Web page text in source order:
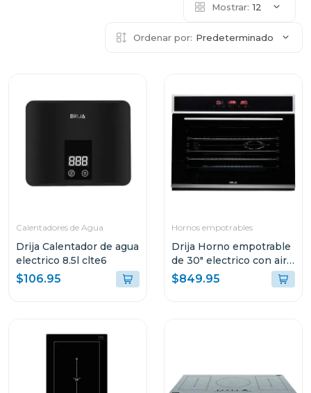
Mostrar: 12
Ordenar por: Predeterminado
Calentadores de Agua
Drija Calentador de agua
electrico 8.5l clte6
$106.95
Hornos empotrables
Drija Horno empotrable
de 30" electrico con air
fry pacific 76
$849.95